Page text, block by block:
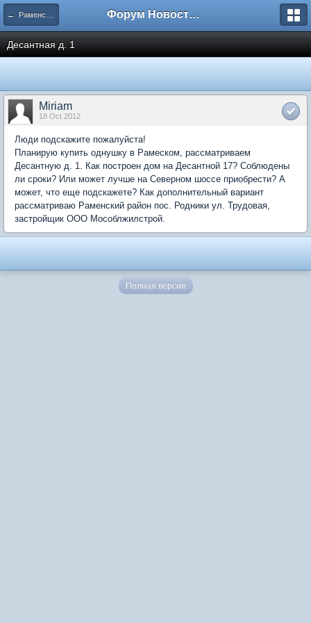
← Раменское Форум Новостройки
Десантная д. 1
Miriam
18 Oct 2012
Люди подскажите пожалуйста!
Планирую купить однушку в Рамеском, рассматриваем
Десантную д. 1. Как построен дом на Десантной 17? Соблюдены
ли сроки? Или может лучше на Северном шоссе приобрести? А
может, что еще подскажете? Как дополнительный вариант
рассматриваю Раменский район пос. Родники ул. Трудовая,
застройщик ООО Мособлжилстрой.
Полная версия